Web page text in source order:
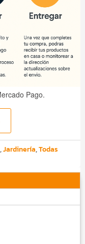
Pago.
,Jardinería,Todas